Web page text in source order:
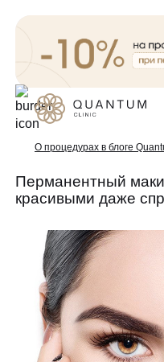
Для женщин
Услуги
Инъекционная
Аппаратная
Эстетическая
Эндокринология
Проблемы
До/после
Специалисты
О процедурах в блоге
Перманентный
красивыми даже